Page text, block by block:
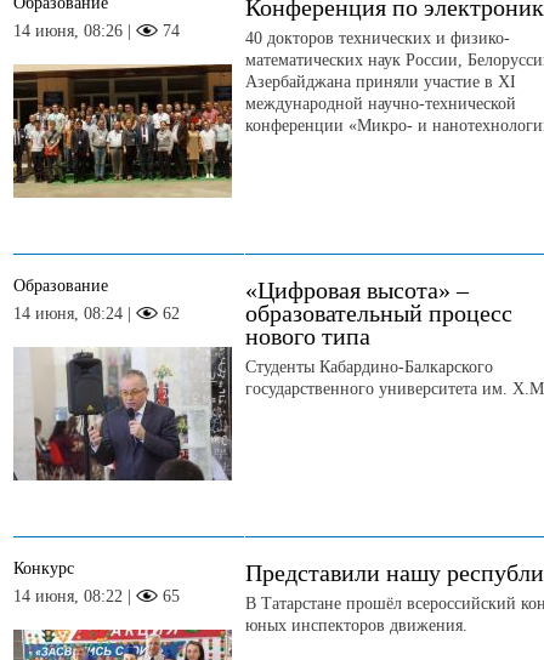
14 июня, 08:26 |
74
Конференция по
40 докторов технических и физико-
математических наук России,
Азербайджана приняли участие в XI
международной научно-технической
конференции «Микро- и
Образование
14 июня, 08:24 |
62
«Цифровая высота» –
образовательный процесс
нового типа
Студенты Кабардино-Балкарского
государственного университета им.
Конкурс
14 июня, 08:22 |
65
Представили нашу
В Татарстане прошёл всероссийский
юных инспекторов движения.